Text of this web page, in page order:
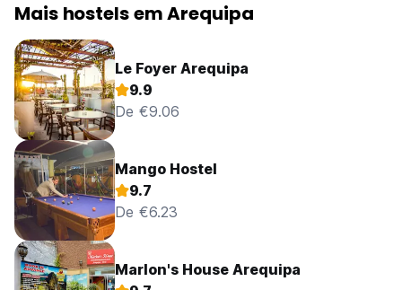
Mais hostels em Arequipa
Le Foyer Arequipa
9.9
De €9.06
Mango Hostel
9.7
De €6.23
Marlon's House Arequipa